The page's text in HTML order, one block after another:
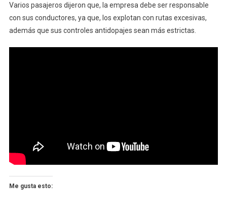
Varios pasajeros dijeron que, la empresa debe ser responsable
con sus conductores, ya que, los explotan con rutas excesivas,
además que sus controles antidopajes sean más estrictas.
Me gusta esto: